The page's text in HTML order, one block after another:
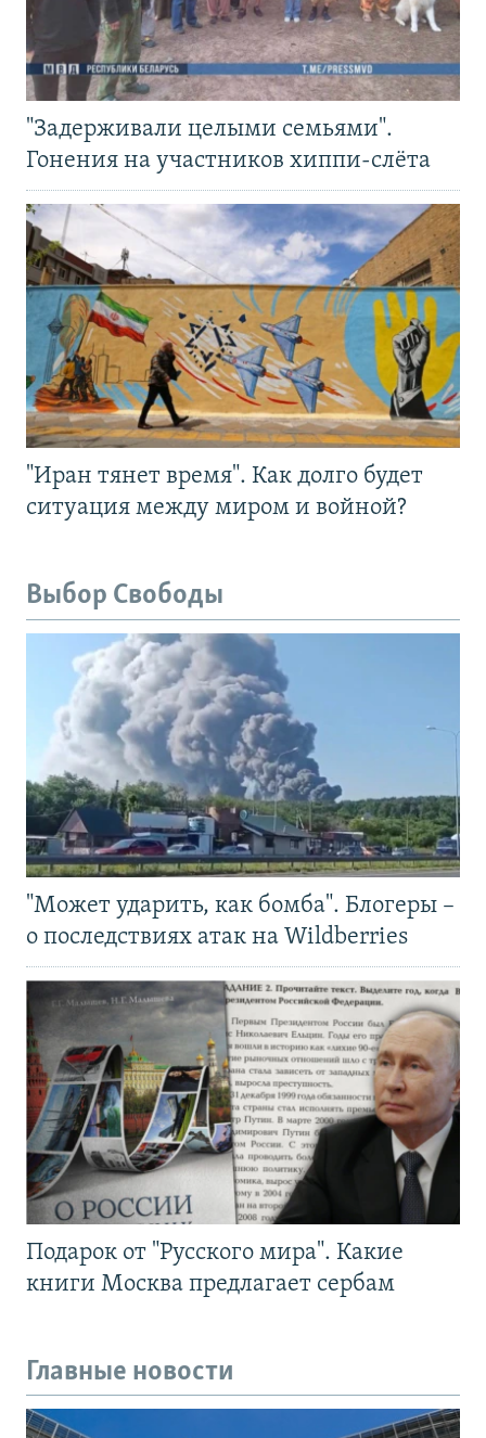
"Задерживали целыми семьями".
Гонения на участников хиппи-слёта
"Иран тянет время". Как долго будет
ситуация между миром и войной?
Выбор Свободы
"Может ударить, как бомба". Блогеры –
о последствиях атак на Wildberries
Подарок от "Русского мира". Какие
книги Москва предлагает сербам
Главные новости